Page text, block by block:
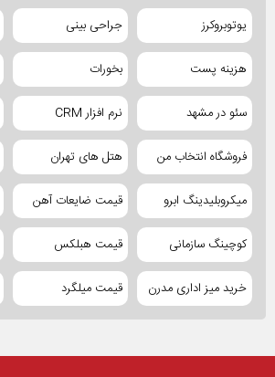
یوتوبروکرز جراحی بینی
هزینه پست بخورات
سئو در مشهد نرم افزار CRM
فروشگاه انتخاب من هتل های تهران
میکروبلیدینگ ابرو قیمت ضایعات آهن
کوچینگ سازمانی قیمت هبلکس
خرید میز اداری مدرن قیمت میلگرد